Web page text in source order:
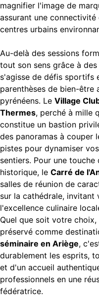
magnifier l'image de
assurant une
centres urbains
Au-delà des sessions
tout son sens grâce à
s'agisse de défis sportifs
parenthèses de bien-être
pyrénéens. Le Village
Thermes, perché à mille
constitue un bastion
des panoramas à couper
pistes pour dynamiser
sentiers. Pour une
historique, le Carré de
salles de réunion de
sur la cathédrale, invitant
l'excellence culinaire
Quel que soit votre
préservé comme
séminaire en Ariège,
durablement les esprits,
et d'un accueil
professionnels en une
fédératrice.